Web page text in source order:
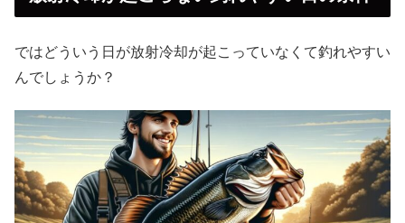
ではどういう日が放射冷却が起こっていなくて釣れやすい
んでしょうか？